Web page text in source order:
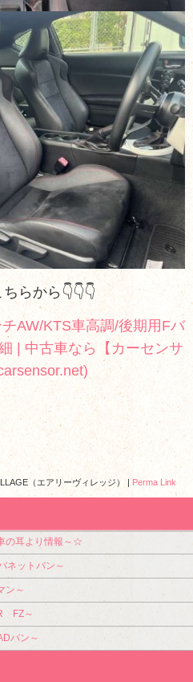
らから👇👇👇
AW/KTS車高調/後期用Fバ
| 中古車なら【カーセンサ
（エアリーヴィレッジ） Perma Link
の耳より情報～☆
ットバン～
ン～
FZ～
バン～